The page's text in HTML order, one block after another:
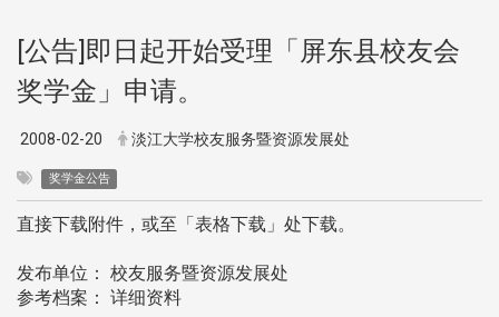
[公告]即日起开始受理「屏东县校友会
奖学金」申请。
2008-02-20 淡江大学校友服务暨资源发展处
奖学金公告
直接下载附件，或至「表格下载」处下载。
发布单位： 校友服务暨资源发展处
参考档案： 详细资料